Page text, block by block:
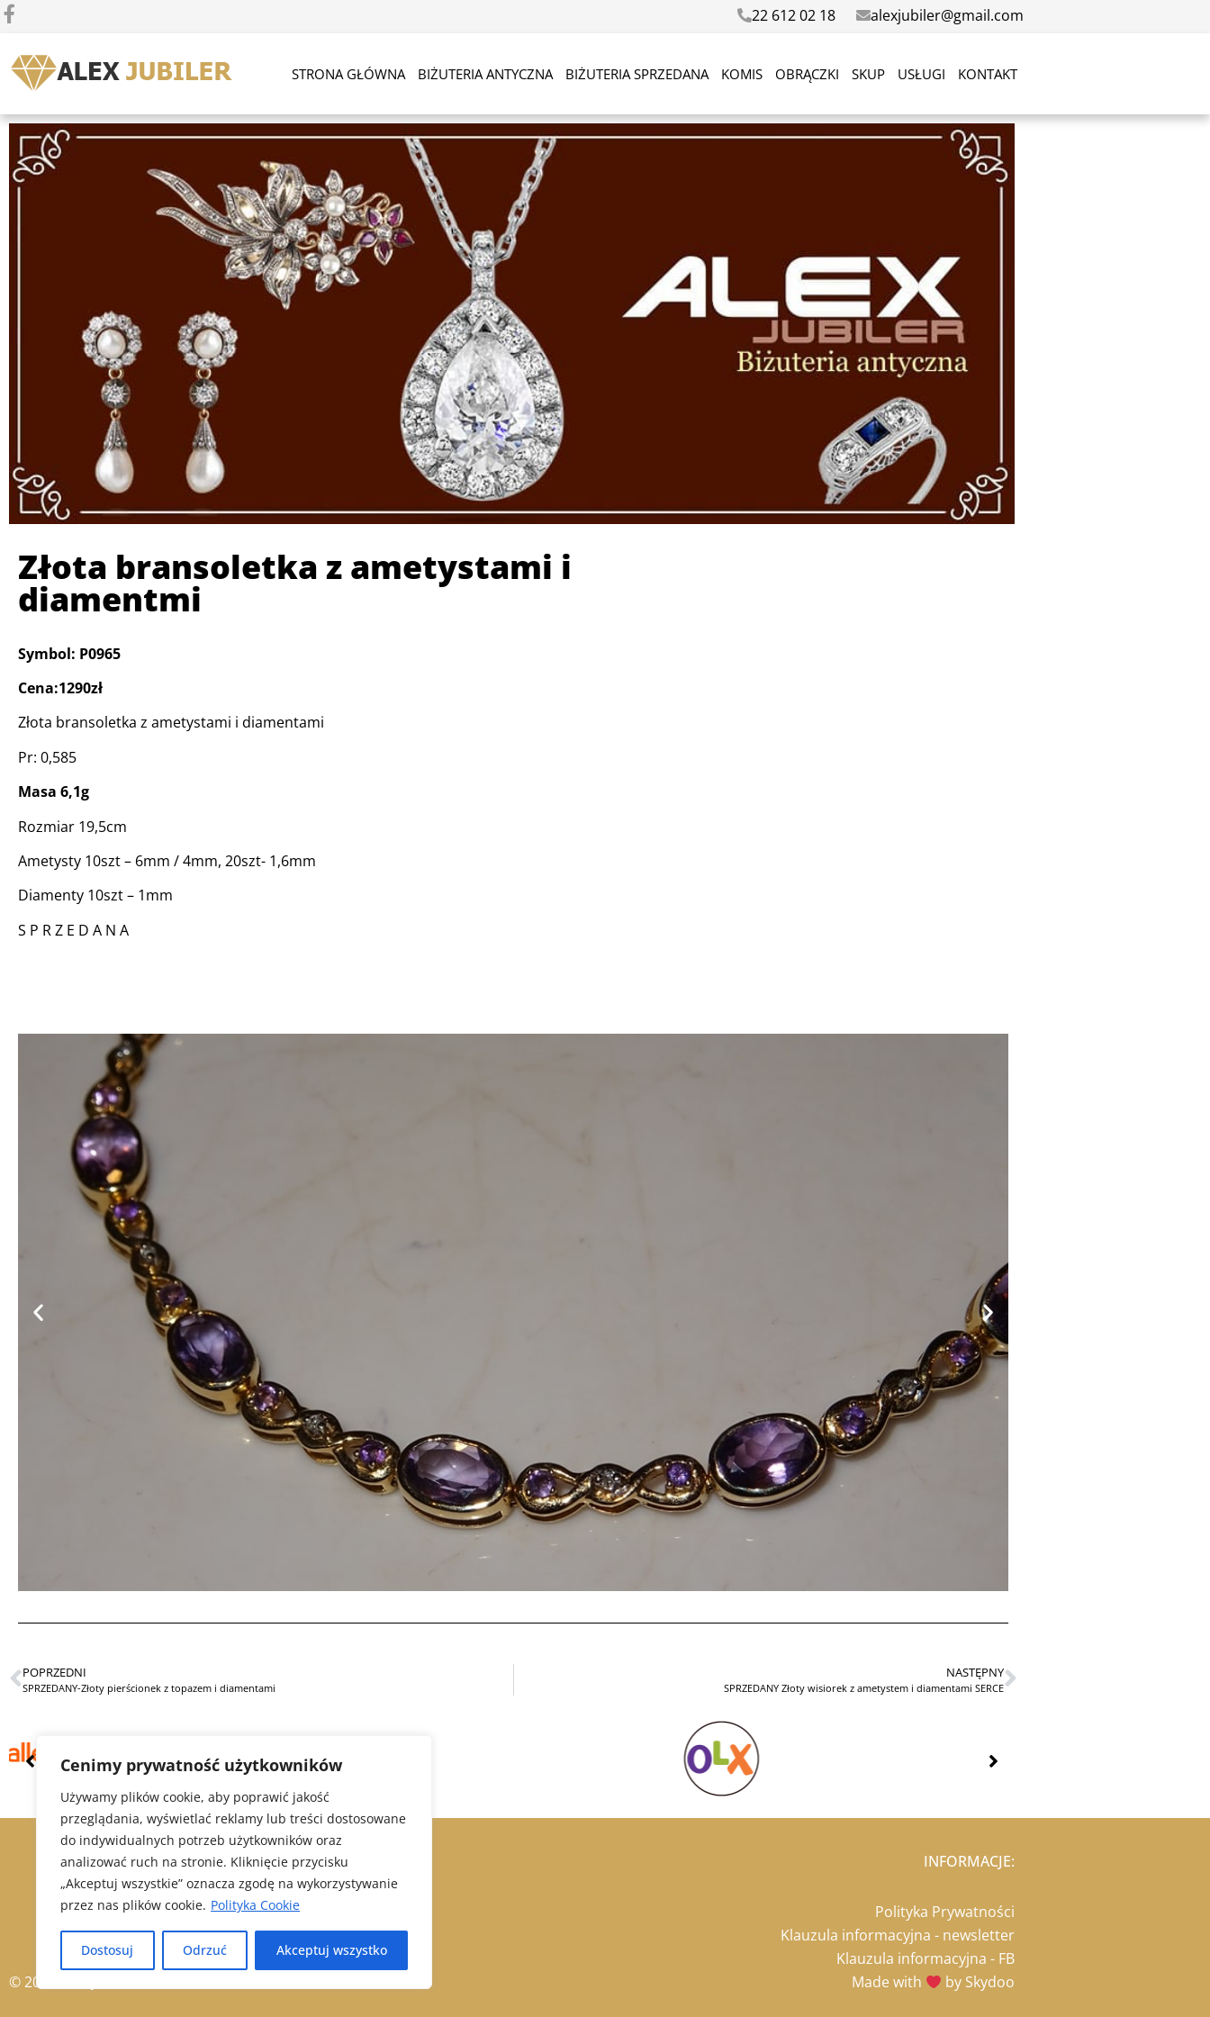
Cenimy prywatność użytkowników
Używamy plików cookie, aby poprawić jakość
przeglądania, wyświetlać reklamy lub treści dostosowane
do indywidualnych potrzeb użytkowników oraz
analizować ruch na stronie. Kliknięcie przycisku
„Akceptuj wszystkie” oznacza zgodę na wykorzystywanie
przez nas plików cookie. Polityka Cookie
Dostosuj Odrzuć Akceptuj wszystko
22 612 02 18 alexjubiler@gmail.com
STRONA GŁÓWNA BIŻUTERIA ANTYCZNA BIŻUTERIA SPRZEDANA KOMIS OBRĄCZKI SKUP USŁUGI KONTAKT
Złota bransoletka z ametystami i
diamentmi
Symbol: P0965
Cena:1290zł
Złota bransoletka z ametystami i diamentami
Pr: 0,585
Masa 6,1g
Rozmiar 19,5cm
Ametysty 10szt – 6mm / 4mm, 20szt- 1,6mm
Diamenty 10szt – 1mm
S P R Z E D A N A
POPRZEDNI
SPRZEDANY-Złoty pierścionek z topazem i diamentami
NASTĘPNY
SPRZEDANY Złoty wisiorek z ametystem i diamentami SERCE
© 2021 Alex Jubiler
INFORMACJE:
Polityka Prywatności
Klauzula informacyjna - newsletter
Klauzula informacyjna - FB
Made with
by Skydoo